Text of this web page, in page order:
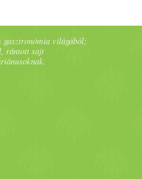
világából;
rántott sajt